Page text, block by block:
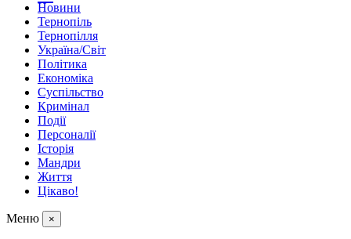
Новини
Тернопіль
Тернопілля
Україна/Світ
Політика
Економіка
Суспільство
Кримінал
Події
Персоналії
Історія
Мандри
Життя
Цікаво!
Меню ×